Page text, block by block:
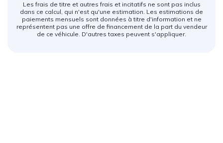
Les frais de titre et autres frais et incitatifs ne sont pas inclus
dans ce calcul, qui n'est qu'une estimation. Les estimations de
paiements mensuels sont données à titre d'information et ne
représentent pas une offre de financement de la part du vendeur
de ce véhicule. D'autres taxes peuvent s'appliquer.